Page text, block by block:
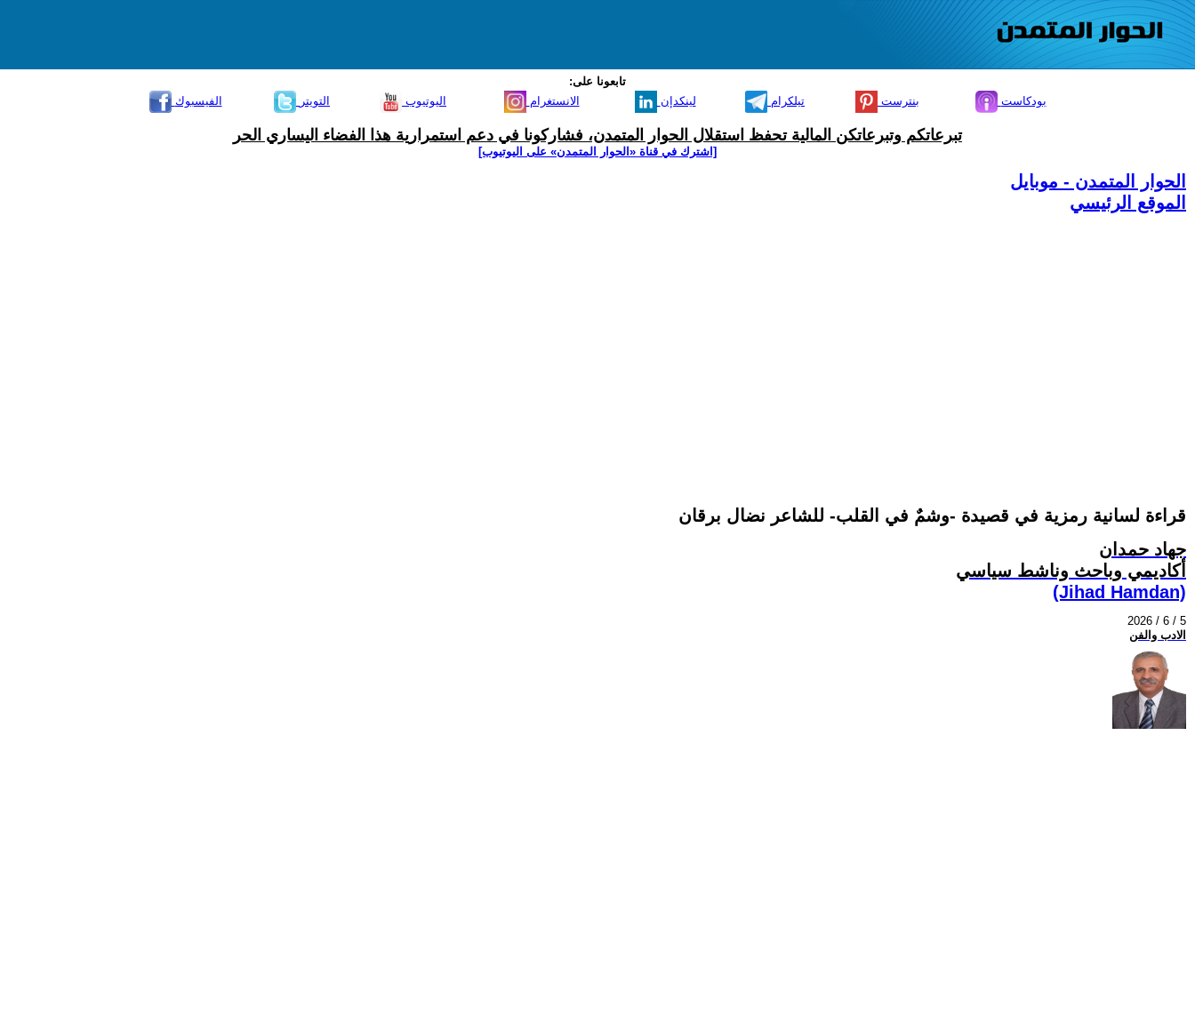
تابعونا على:
الفيسبوك
التويتر اليوتيوب الانستغرام لينكدإن تيلكرام بنترست بودكاست
تبرعاتكم وتبرعاتكن المالية تحفظ استقلال الحوار المتمدن، فشاركونا في دعم استمرارية هذا الفضاء اليساري الحر
[اشترك في قناة ‫«الحوار المتمدن» على اليوتيوب]
الحوار المتمدن - موبايل
الموقع الرئيسي
قراءة لسانية رمزية في قصيدة -وشمٌ في القلب- للشاعر نضال برقان
جهاد حمدان
أكاديمي وباحث وناشط سياسي
(Jihad Hamdan)
2026 / 6 / 5
الادب والفن